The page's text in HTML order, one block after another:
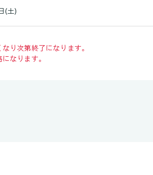
(土)
り次第終了になります。
なります。